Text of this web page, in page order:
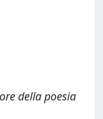
della poesia